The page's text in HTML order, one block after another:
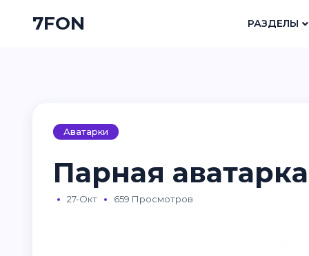
7FON РАЗДЕЛЫ
Аватарки
Парная
27-Окт 659 Просмотров